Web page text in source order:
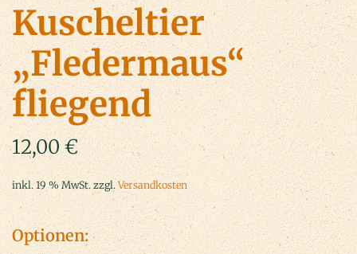
Kuscheltier
„Fledermaus“
fliegend
12,00€
inkl. 19 % MwSt. zzgl. Versandkosten
Optionen: